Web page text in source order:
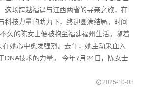
这场跨越福建与江西两省的寻亲之旅，在
科技力量的助力下，终迎圆满结局。时间
久的陈女士便被抱至福建福州生活。随着
在她心中愈发强烈。去年，她主动采血入
DNA技术的力量。 今年7月24日，陈女士
2025-10-08